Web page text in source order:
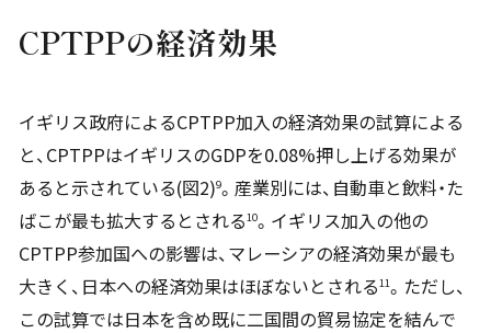
CPTPPの経済効果
イギリス政府によるCPTPP加入の経済効果の試算による
と、CPTPPはイギリスのGDPを0.08%押し上げる効果が
あると示されている(図2)9。産業別には、自動車と飲料・た
ばこが最も拡大するとされる10。イギリス加入の他の
CPTPP参加国への影響は、マレーシアの経済効果が最も
大きく、日本への経済効果はほぼないとされる11。ただし、
この試算では日本を含め既に二国間の貿易協定を結んで